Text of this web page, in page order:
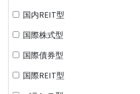
国内REIT型
国際株式型
国際債券型
国際REIT型